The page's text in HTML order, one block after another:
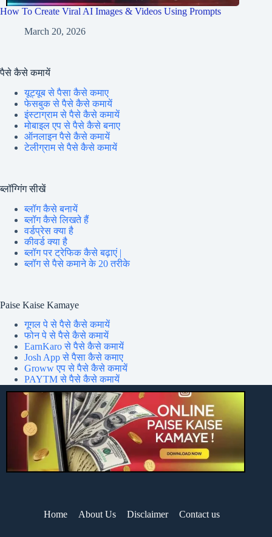
How To Create Viral AI Images & Videos Using Prompts
March 20, 2026
पैसे कैसे कमायें
यूट्यूब से पैसा कैसे कमाए
फेसबुक से पैसे कैसे कमायें
इंस्टाग्राम से पैसे कैसे कमायें
मोबाइल एप से पैसे कैसे बनाए
ऑनलाइन पैसे कैसे कमायें
टेलीग्राम से पैसे कैसे कमायें
ब्लॉग्गिंग सीखें
ब्लॉग कैसे बनायें
ब्लॉग कैसे लिखते हैं
वर्डप्रेस क्या है
कीवर्ड क्या है
ब्लॉग पर ट्रेफिक कैसे बढ़ाएं |
ब्लॉग से पैसे कमाने के 20 तरीके
Paise Kaise Kamaye
गूगल पे से पैसे कैसे कमायें
फोन पे से पैसे कैसे कमायें
EarnKaro से पैसे कैसे कमायें
Josh App से पैसा कैसे कमाए
Groww एप से पैसे कैसे कमायें
PAYTM से पैसे कैसे कमायें
Home About Us Disclaimer Contact us